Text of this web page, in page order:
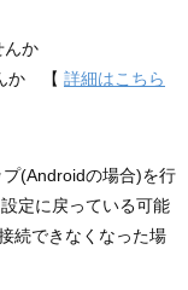
んか
か 【 詳細はこちら
(Androidの場合)を行
定に戻っている可能
続できなくなった場